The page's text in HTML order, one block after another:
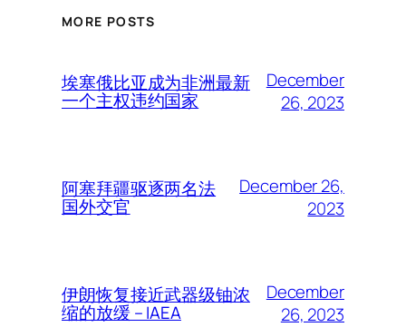
MORE POSTS
埃塞俄比亚成为非洲最新
一个主权违约国家
December
26, 2023
阿塞拜疆驱逐两名法
国外交官
December 26,
2023
伊朗恢复接近武器级铀浓
缩的放缓 – IAEA
December
26, 2023